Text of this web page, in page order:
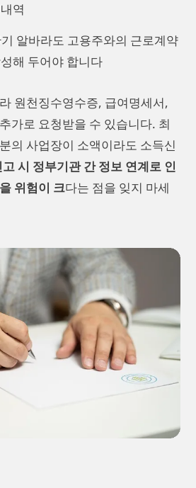
역
알바라도 고용주와의 근로계약
해 두어야 합니다
원천징수영수증, 급여명세서,
가로 요청받을 수 있습니다. 최
의 사업장이 소액이라도 소득신
시 정부기관 간 정보 연계로 인
위험이 크다는 점을 잊지 마세